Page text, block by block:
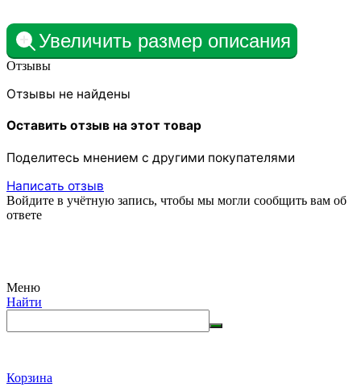
Увеличить размер описания
Отзывы
Отзывы не найдены
Оставить отзыв на этот товар
Поделитесь мнением с другими покупателями
Написать отзыв
Войдите в учётную запись, чтобы мы могли сообщить вам об
ответе
Меню
Найти
Корзина